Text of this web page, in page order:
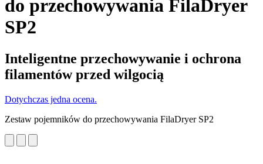
do przechowywania FilaDryer
SP2
Inteligentne przechowywanie i ochrona
filamentów przed wilgocią
Dotychczas jedna ocena.
Zestaw pojemników do przechowywania FilaDryer SP2